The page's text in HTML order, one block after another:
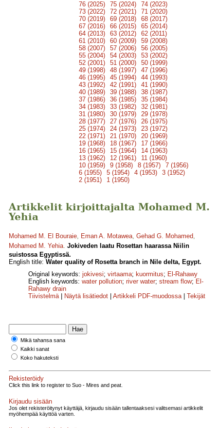
76 (2025) 75 (2024)
74 (2023)
73 (2022)
72 (2021)
71 (2020)
70 (2019)
69 (2018)
68 (2017)
67 (2016)
66 (2015)
65 (2014)
64 (2013)
63 (2012)
62 (2011)
61 (2010)
60 (2009)
59 (2008)
58 (2007)
57 (2006)
56 (2005)
55 (2004)
54 (2003)
53 (2002)
52 (2001)
51 (2000)
50 (1999)
49 (1998)
48 (1997)
47 (1996)
46 (1995)
45 (1994)
44 (1993)
43 (1992)
42 (1991)
41 (1990)
40 (1989)
39 (1988)
38 (1987)
37 (1986)
36 (1985)
35 (1984)
34 (1983)
33 (1982)
32 (1981)
31 (1980)
30 (1979)
29 (1978)
28 (1977)
27 (1976)
26 (1975)
25 (1974)
24 (1973)
23 (1972)
22 (1971)
21 (1970)
20 (1969)
19 (1968)
18 (1967)
17 (1966)
16 (1965)
15 (1964)
14 (1963)
13 (1962)
12 (1961)
11 (1960)
10 (1959)
9 (1958) 8 (1957)
7 (1956)
6 (1955)
5 (1954) 4 (1953)
3 (1952)
2 (1951)
1 (1950)
Artikkelit kirjoittajalta Mohamed M.
Yehia
Mohamed M. El Bouraie, Eman A. Motawea, Gehad G. Mohamed,
Mohamed M. Yehia. Jokiveden laatu Rosettan haarassa Niilin
suistossa Egyptissä.
English title: Water quality of Rosetta branch in Nile delta, Egypt.
Original keywords: jokivesi; virtaama; kuormitus; El-Rahawy
English keywords: water pollution; river water; stream flow; El-
Rahawy drain
Tiivistelmä| Näytä lisätiedot Artikkeli PDF-muodossa| Tekijät
Mikä tahansa sana
Kaikki sanat
Koko hakuteksti
Rekisteröidy
Click this link to register to Suo - Mires and peat.
Kirjaudu sisään
Jos olet rekisteröitynyt käyttäjä, kirjaudu sisään tallentaaksesi valitsemasi artikkelit
myöhempää käyttöä varten.